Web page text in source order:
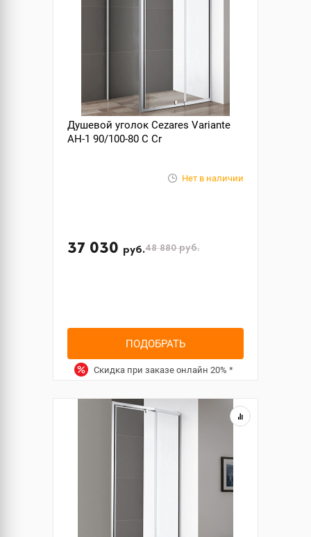
Душевой уголок Cezares Variante
AH-1 90/100-80 C Cr
Нет в наличии
37 030 руб.48 880руб.
ПОДОБРАТЬ
Скидка при заказе онлайн 20% *